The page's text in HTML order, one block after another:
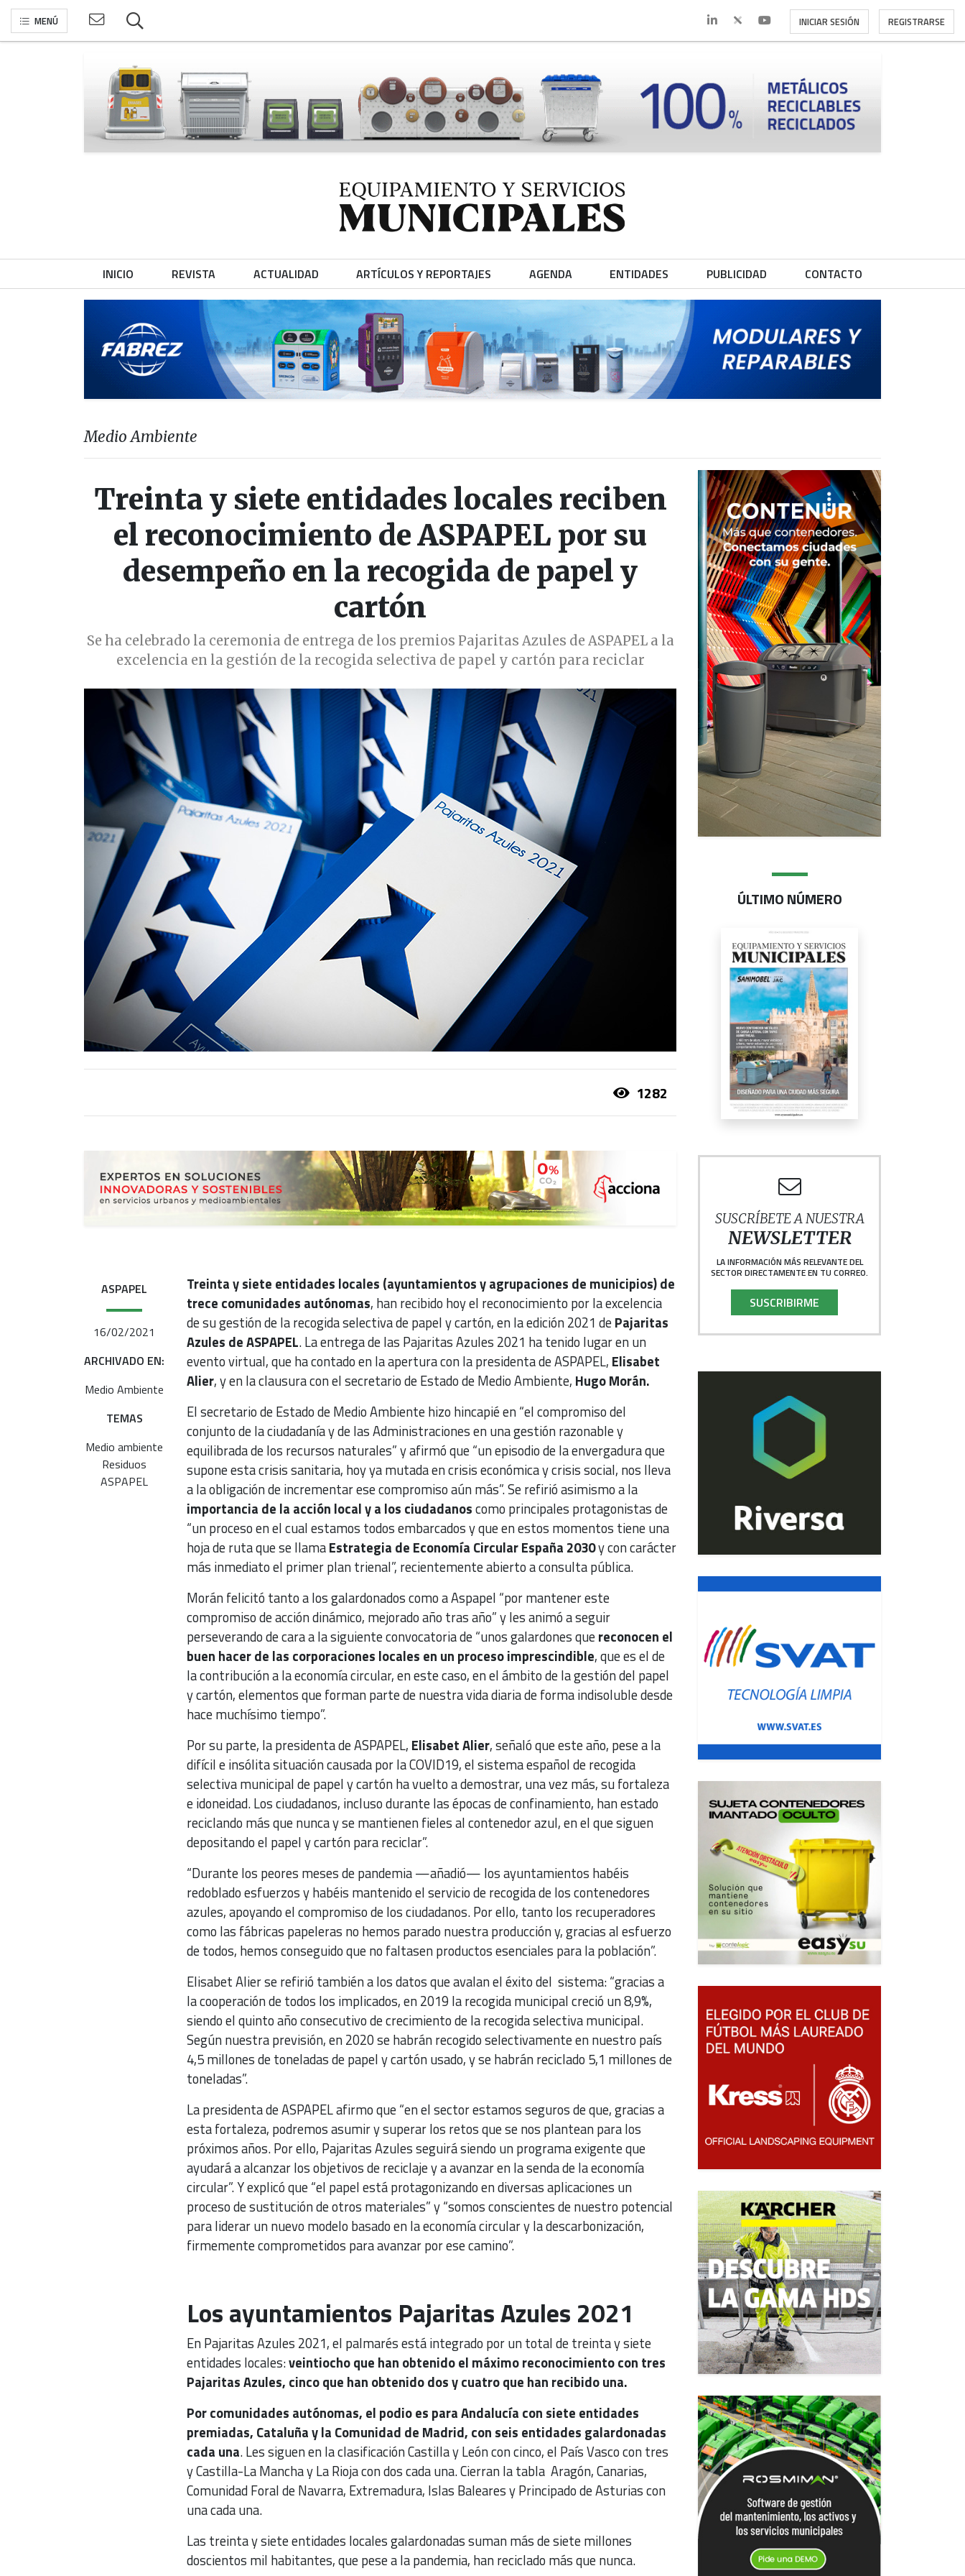
MENÚ INICIAR SESIÓN REGISTRARSE
INICIO REVISTA ACTUALIDAD ARTÍCULOS Y REPORTAJES AGENDA ENTIDADES PUBLICIDAD CONTACTO
Medio Ambiente
Treinta y siete entidades locales reciben
el reconocimiento de ASPAPEL por su
desempeño en la recogida de papel y
cartón
Se ha celebrado la ceremonia de entrega de los premios Pajaritas Azules de ASPAPEL a la
excelencia en la gestión de la recogida selectiva de papel y cartón para reciclar
1282
ASPAPEL
16/02/2021
ARCHIVADO EN:
Medio Ambiente
TEMAS
Medio ambiente
Residuos
ASPAPEL
Treinta y siete entidades locales (ayuntamientos y agrupaciones de municipios) de
trece comunidades autónomas, han recibido hoy el reconocimiento por la excelencia
de su gestión de la recogida selectiva de papel y cartón, en la edición 2021 dePajaritas
Azules de ASPAPEL. La entrega de las Pajaritas Azules 2021 ha tenido lugar en un
evento virtual, que ha contado en la apertura con la presidenta de ASPAPEL, Elisabet
Alier, y en la clausura con el secretario de Estado de Medio Ambiente, Hugo Morán.
El secretario de Estado de Medio Ambiente hizo hincapié en “el compromiso del
conjunto de la ciudadanía y de las Administraciones en una gestión razonable y
equilibrada de los recursos naturales” y afirmó que “un episodio de la envergadura que
supone esta crisis sanitaria, hoy ya mutada en crisis económica y crisis social, nos lleva
a la obligación de incrementar ese compromiso aún más”. Se refirió asimismo a la
importancia de la acción local y a los ciudadanoscomo principales protagonistas de
“un proceso en el cual estamos todos embarcados y que en estos momentos tiene una
hoja de ruta que se llamaEstrategia de Economía Circular España 2030y con carácter
más inmediato el primer plan trienal”, recientemente abierto a consulta pública.
Morán felicitó tanto a los galardonados como a Aspapel “por mantener este
compromiso de acción dinámico, mejorado año tras año” y les animó a seguir
perseverando de cara a la siguiente convocatoria de “unos galardones quereconocen el
buen hacer de las corporaciones locales en un proceso imprescindible, que es el de
la contribución a la economía circular, en este caso, en el ámbito de la gestión del papel
y cartón, elementos que forman parte de nuestra vida diaria de forma indisoluble desde
hace muchísimo tiempo”.
Por su parte, la presidenta de ASPAPEL, Elisabet Alier, señaló que este año, pese a la
difícil e insólita situación causada por la COVID19, el sistema español de recogida
selectiva municipal de papel y cartón ha vuelto a demostrar, una vez más, su fortaleza
e idoneidad. Los ciudadanos, incluso durante las épocas de confinamiento, han estado
reciclando más que nunca y se mantienen fieles al contenedor azul, en el que siguen
depositando el papel y cartón para reciclar”.
“Durante los peores meses de pandemia —añadió— los ayuntamientos habéis
redoblado esfuerzos y habéis mantenido el servicio de recogida de los contenedores
azules, apoyando el compromiso de los ciudadanos. Por ello, tanto los recuperadores
como las fábricas papeleras no hemos parado nuestra producción y, gracias al esfuerzo
de todos, hemos conseguido que no faltasen productos esenciales para la población”.
Elisabet Alier se refirió también a los datos que avalan el éxito del sistema: “gracias a
la cooperación de todos los implicados, en 2019 la recogida municipal creció un 8,9%,
siendo el quinto año consecutivo de crecimiento de la recogida selectiva municipal.
Según nuestra previsión, en 2020 se habrán recogido selectivamente en nuestro país
4,5 millones de toneladas de papel y cartón usado, y se habrán reciclado 5,1 millones de
toneladas”.
La presidenta de ASPAPEL afirmo que “en el sector estamos seguros de que, gracias a
esta fortaleza, podremos asumir y superar los retos que se nos plantean para los
próximos años. Por ello, Pajaritas Azules seguirá siendo un programa exigente que
ayudará a alcanzar los objetivos de reciclaje y a avanzar en la senda de la economía
circular”. Y explicó que “el papel está protagonizando en diversas aplicaciones un
proceso de sustitución de otros materiales” y “somos conscientes de nuestro potencial
para liderar un nuevo modelo basado en la economía circular y la descarbonización,
firmemente comprometidos para avanzar por ese camino”.
Los ayuntamientos Pajaritas Azules 2021
En Pajaritas Azules 2021, el palmarés está integrado por un total de treinta y siete
entidades locales:veintiocho que han obtenido el máximo reconocimiento con tres
Pajaritas Azules, cinco que han obtenido dos y cuatro que han recibido una.
Por comunidades autónomas, el podio es para Andalucía con siete entidades
premiadas, Cataluña y la Comunidad de Madrid, con seis entidades galardonadas
cada una. Les siguen en la clasificación Castilla y León con cinco, el País Vasco con tres
y Castilla-La Mancha y La Rioja con dos cada una. Cierran la tabla Aragón, Canarias,
Comunidad Foral de Navarra, Extremadura, Islas Baleares y Principado de Asturias con
una cada una.
Las treinta y siete entidades locales galardonadas suman más de siete millones
doscientos mil habitantes, que pese a la pandemia, han reciclado más que nunca.
ÚLTIMO NÚMERO
SUSCRÍBETE A NUESTRA
NEWSLETTER
LA INFORMACIÓN MÁS RELEVANTE DEL
SECTOR DIRECTAMENTE EN TU CORREO.
SUSCRIBIRME